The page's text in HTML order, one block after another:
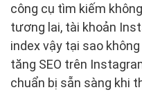
công cụ tìm kiếm
tương lai, tài khoản
index vậy tại sao
tăng SEO trên
chuẩn bị sẵn sàng khi